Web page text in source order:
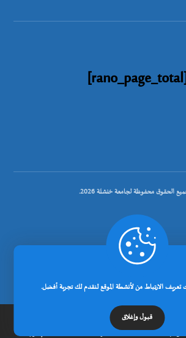
الحقوق محفوظة لجامعة خنشلة 2026.
.
عن الجامعة مدونة إتصل بنا
الارتباط من لأنشطة الموقع لنقدم لك تجربة أفضل.
قبول وإغلاق